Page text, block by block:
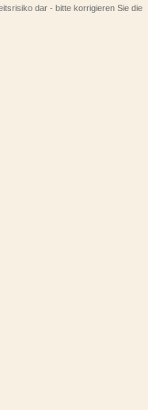
dar - bitte korrigieren Sie die